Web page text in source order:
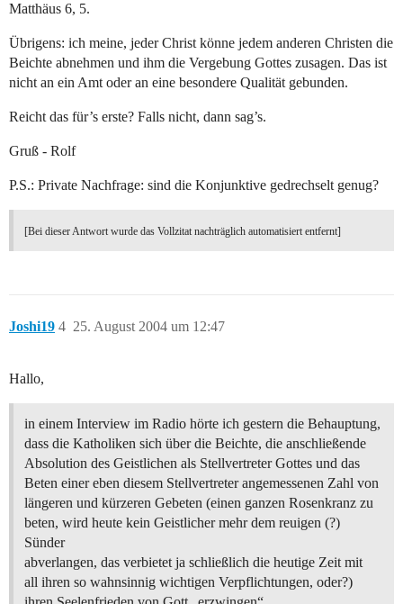
Matthäus 6, 5.
Übrigens: ich meine, jeder Christ könne jedem anderen Christen die
Beichte abnehmen und ihm die Vergebung Gottes zusagen. Das ist
nicht an ein Amt oder an eine besondere Qualität gebunden.
Reicht das für’s erste? Falls nicht, dann sag’s.
Gruß - Rolf
P.S.: Private Nachfrage: sind die Konjunktive gedrechselt genug?
[Bei dieser Antwort wurde das Vollzitat nachträglich automatisiert entfernt]
Joshi19 25. August 2004 um 12:47
4
Hallo,
in einem Interview im Radio hörte ich gestern die Behauptung,
dass die Katholiken sich über die Beichte, die anschließende
Absolution des Geistlichen als Stellvertreter Gottes und das
Beten einer eben diesem Stellvertreter angemessenen Zahl von
längeren und kürzeren Gebeten (einen ganzen Rosenkranz zu
beten, wird heute kein Geistlicher mehr dem reuigen (?)
Sünder
abverlangen, das verbietet ja schließlich die heutige Zeit mit
all ihren so wahnsinnig wichtigen Verpflichtungen, oder?)